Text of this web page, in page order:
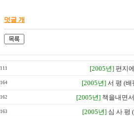
덧글 개
111 [2005년] 편지
164 [2005년] 서 평 (
162 [2005년] 책을내면
163 [2005년] 심 사 평